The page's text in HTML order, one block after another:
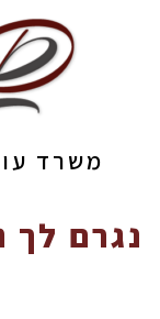
משרד
נגרם לך